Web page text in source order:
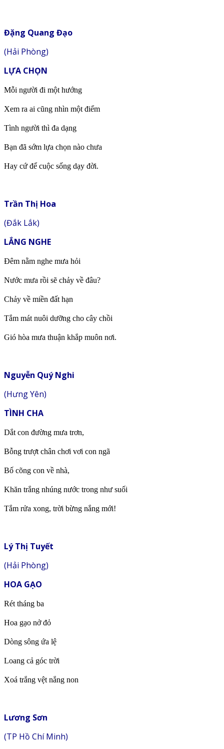
Đặng Quang Đạo
(Hải Phòng)
LỰA CHỌN
Mỗi người đi một hướng
Xem ra ai cũng nhìn một điểm
Tình người thì đa dạng
Bạn đã sớm lựa chọn nào chưa
Hay cứ để cuộc sống dạy đời.
Trần Thị Hoa
(Đắk Lắk)
LẮNG NGHE
Đêm nằm nghe mưa hỏi
Nước mưa rồi sẽ chảy về đâu?
Chảy về miền đất hạn
Tắm mát nuôi dưỡng cho cây chồi
Gió hòa mưa thuận khắp muôn nơi.
Nguyễn Quý Nghi
(Hưng Yên)
TÌNH CHA
Dắt con đường mưa trơn,
Bỗng trượt chân chơi vơi con ngã
Bố cõng con về nhà,
Khăn trắng nhúng nước trong như suối
Tắm rửa xong, trời bừng nắng mới!
Lý Thị Tuyết
(Hải Phòng)
HOA GẠO
Rét tháng ba
Hoa gạo nở đỏ
Dòng sông ứa lệ
Loang cả góc trời
Xoá trắng vệt nắng non
Lương Sơn
(TP Hồ Chí Minh)